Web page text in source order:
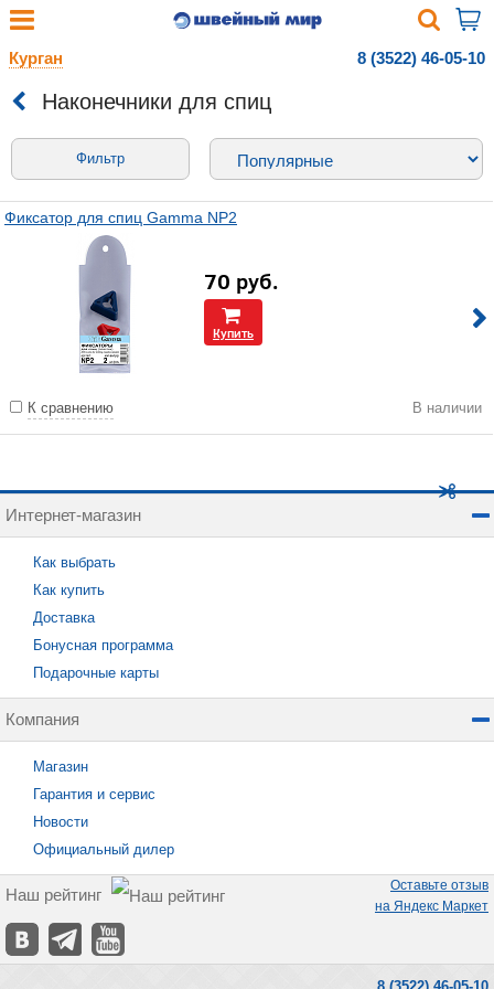
Курган 8 (3522) 46-05-10
Наконечники для спиц
Фильтр
Фиксатор для спиц Gamma NP2
70 руб.
Купить
К сравнению В наличии
Интернет-магазин
Как выбрать
Как купить
Доставка
Бонусная программа
Подарочные карты
Компания
Магазин
Гарантия и сервис
Новости
Официальный дилер
Наш рейтинг
Оставьте отзыв
на Яндекс Маркет